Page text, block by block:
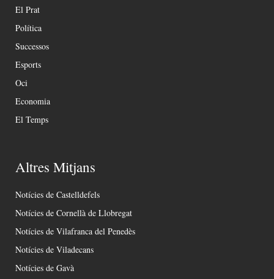
El Prat
Política
Successos
Esports
Oci
Economia
El Temps
Altres Mitjans
Notícies de Castelldefels
Notícies de Cornellà de Llobregat
Notícies de Vilafranca del Penedès
Notícies de Viladecans
Notícies de Gavà